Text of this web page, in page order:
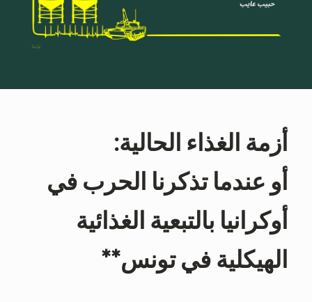
أزمة الغذاء الحالية:
أو عندما تذكرنا الحرب في
أوكرانيا بالتبعية الغذائية
الهيكلية في تونس**